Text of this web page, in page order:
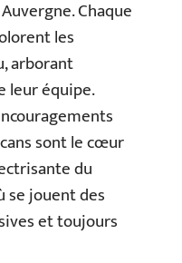
Chaque
les
arborant
leur équipe.
sont le cœur
du
se jouent des
et toujours